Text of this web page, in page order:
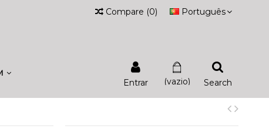
Português
Compare (0)
Search
(vazio)
Entrar